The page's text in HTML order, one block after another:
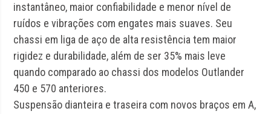
instantâneo, maior confiabilidade e menor nível de
ruídos e vibrações com engates mais suaves. Seu
chassi em liga de aço de alta resistência tem maior
rigidez e durabilidade, além de ser 35% mais leve
quando comparado ao chassi dos modelos Outlander
450 e 570 anteriores.
Suspensão dianteira e traseira com novos braços em A,